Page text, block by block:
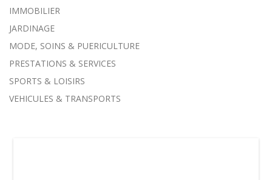
IMMOBILIER
JARDINAGE
MODE, SOINS & PUERICULTURE
PRESTATIONS & SERVICES
SPORTS & LOISIRS
VEHICULES & TRANSPORTS